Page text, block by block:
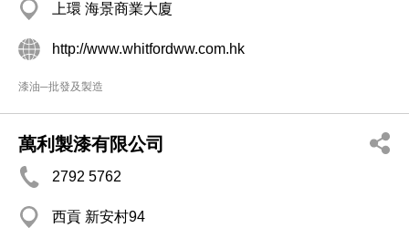
上環 海景商業大廈
http://www.whitfordww.com.hk
漆油─批發及製造
萬利製漆有限公司
2792 5762
西貢 新安村94